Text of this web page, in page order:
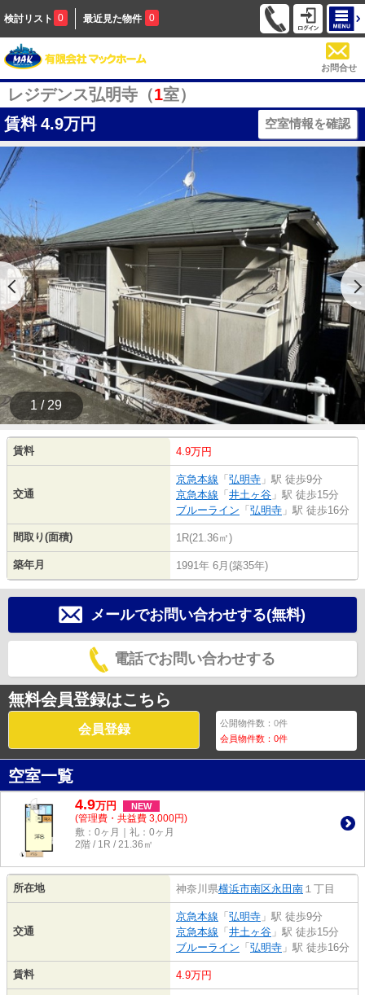
検討リスト 0 最近見た物件 0
お問合せ
レジデンス弘明寺（1室）
賃料 4.9万円 空室情報を確認
1 / 29
賃料 4.9万円
交通
京急本線 「 弘明寺 」駅 徒歩9分
京急本線 「 井土ヶ谷 」駅 徒歩15分
ブルーライン 「 弘明寺 」駅 徒歩16分
間取り(面積) 1R(21.36㎡)
築年月 1991年 6月(築35年)
メールでお問い合わせする(無料)
電話でお問い合わせする
無料会員登録はこちら
会員登録 公開物件数：0件
会員物件数：0件
空室一覧
4.9万円 NEW
(管理費・共益費 3,000円)
敷：0ヶ月｜礼：0ヶ月
2階 / 1R / 21.36㎡
所在地 神奈川県横浜市南区永田南 １丁目
交通
京急本線 「 弘明寺 」駅 徒歩9分
京急本線 「 井土ヶ谷 」駅 徒歩15分
ブルーライン 「 弘明寺 」駅 徒歩16分
賃料 4.9万円